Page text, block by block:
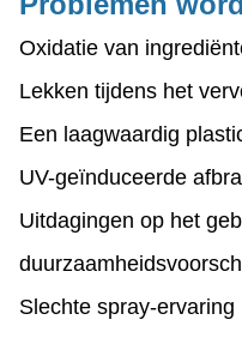
Oxidatie van
Lekken tijdens het
Een laagwaardig
UV-geïnduceerde
Uitdagingen op het
Slechte spray-ervaring